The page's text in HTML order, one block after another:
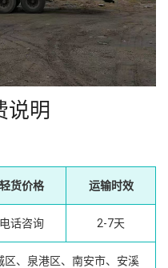
说明
轻货价格 运输时效
电话咨询 2-7天
区、泉港区、南安市、安溪